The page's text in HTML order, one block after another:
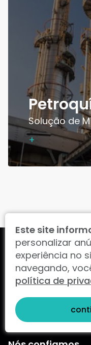
Solução de
+
DEPOIMENTOS
O QUE
DIZEM
NEGÓCIO
Este site
personalizar
experiência no
navegando,
política de